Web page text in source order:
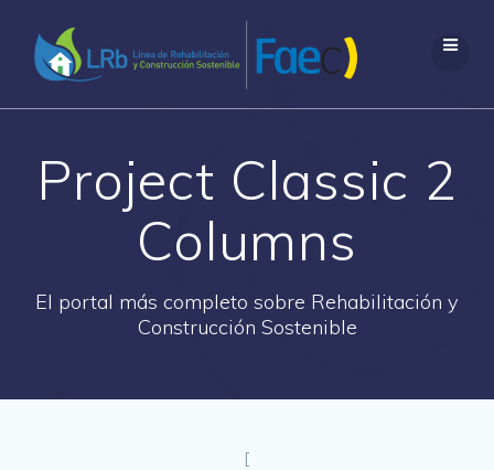
al
contenido
Project Classic 2
Columns
El portal más completo sobre Rehabilitación y
Construcción Sostenible
[